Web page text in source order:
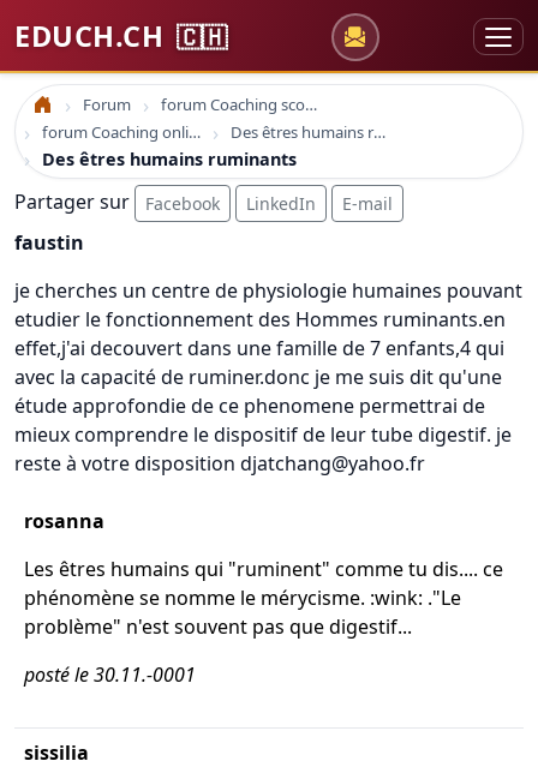
EDUCH.CH 🇨🇭
Accueil Forum
forum Coaching scolaire
forum Coaching online formation professionelle emploi education
Des êtres humains ruminants
Des êtres humains ruminants
Partager sur Facebook LinkedIn E-mail
faustin
je cherches un centre de physiologie humaines pouvant
etudier le fonctionnement des Hommes ruminants.en
effet,j'ai decouvert dans une famille de 7 enfants,4 qui
avec la capacité de ruminer.donc je me suis dit qu'une
étude approfondie de ce phenomene permettrai de
mieux comprendre le dispositif de leur tube digestif. je
reste à votre disposition djatchang@yahoo.fr
rosanna
Les êtres humains qui "ruminent" comme tu dis.... ce
phénomène se nomme le mérycisme. :wink: ."Le
problème" n'est souvent pas que digestif...
posté le 30.11.-0001
sissilia